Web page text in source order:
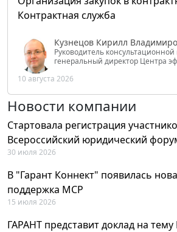
Контрактная служба
Кузнецов Кирилл
Руководитель консультационной
генеральный директор Центра
РФ
10 августа 2026
Новости компании
Стартовала регистрация
Всероссийский юридический
30 июля 2026
В "Гарант Коннект" появилась
поддержка MCP
15 июля 2026
ГАРАНТ представит доклад на